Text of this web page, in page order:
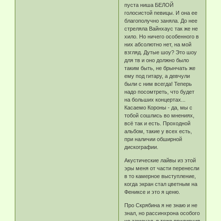
пуста ниша БЕЛОЙ
голосистой певицы. И она ее
благополучно заняла. До нее
стреляла Вайнхаус так же не
хило. Но ничего особенного в
них абсолютно нет, на мой
взгляд. Дутые шоу? Это шоу
для тв и оно должно было
таким быть, не брынчать же
ему под гитару, а девчули
были с ним всегда! Теперь
надо посомтреть, что будет
на больших концертах...
Касаемо Короны - да, мы с
тобой сошлись во мнениях,
всё так и есть. Проходной
альбом, такие у всех есть,
при наличии обширной
дискографии.
Акустические лайвы из этой
эры меня от части перенесли
в то камерное выступление,
когда экран стал цветным на
Фениксе и это я ценю.
Про Скрябина я не знаю и не
знал, но рассинхрона особого